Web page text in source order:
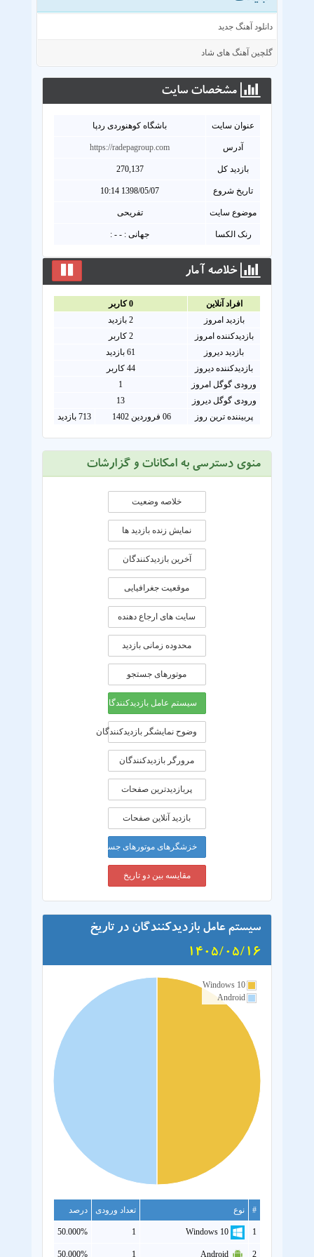
دانلود آهنگ جدید
گلچین آهنگ های شاد
مشخصات سايت
عنوان سايت باشگاه کوهنوردی ردپا
آدرس https://radepagroup.com
بازدید کل 270,137
تاریخ شروع 1398/05/07 10:14
موضوع سایت تفریحی
رنک الکسا جهانی : - - :
خلاصه آمار
افراد آنلاين 0کاربر
بازدید امروز
2بازدید
بازدیدکننده امروز
2 کاربر
بازدید دیروز
61 بازدید
بازدیدکننده دیروز
44 کاربر
ورودی گوگل امروز
1
ورودی گوگل دیروز
13
پربیننده ترین روز
06 فروردین 1402 713 بازدید
منوی دسترسی به امکانات و گزارشات
خلاصه وضعیت
نمایش زنده بازدید ها
آخرین بازدیدکنندگان
موقعيت جغرافيايی
سایت های ارجاع دهنده
محدوده زمانی بازديد
موتورهای جستجو
سیستم عامل بازدیدکنندگان
وضوح نمایشگر بازدیدکنندگان
مرورگر بازدیدکنندگان
پربازدیدترین صفحات
بازدید آنلاین صفحات
خزشگرهای موتورهای جستجو
مقایسه بین دو تاریخ
سیستم عامل بازدیدکنندگان در تاریخ
1405/05/16
Windows 10
Android
# نوع تعداد ورودی درصد
1
1
50.000%
2
1
50.000%